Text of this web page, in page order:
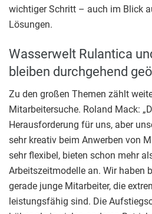
wichtiger Schritt – auch im Blick
Lösungen.
Wasserwelt Rulantica
bleiben durchgehend
Zu den großen Themen zählt
Mitarbeitersuche. Roland Mack:
Herausforderung für uns, aber
sehr kreativ beim Anwerben von
sehr flexibel, bieten schon mehr
Arbeitszeitmodelle an. Wir haben
gerade junge Mitarbeiter, die
leistungsfähig sind. Die